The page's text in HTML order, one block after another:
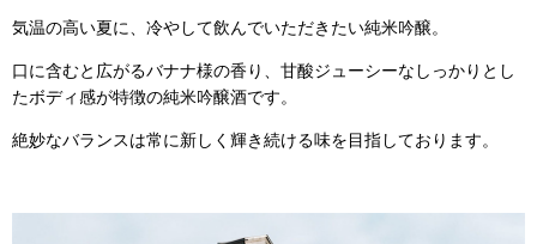
気温の高い夏に、冷やして飲んでいただきたい純米吟醸。
口に含むと広がるバナナ様の香り、甘酸ジューシーなしっかりとし
たボディ感が特徴の純米吟醸酒です。
絶妙なバランスは常に新しく輝き続ける味を目指しております。